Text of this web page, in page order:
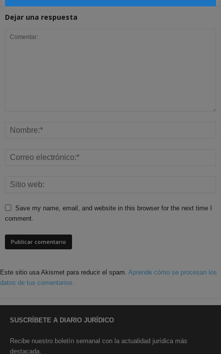
Dejar una respuesta
Save my name, email, and website in this browser for the next time I
comment.
Este sitio usa Akismet para reducir el spam. Aprende cómo se procesan los
datos de tus comentarios.
SUSCRÍBETE A DIARIO JURÍDICO
Recibe nuestro boletín semanal con la actualidad jurídica más
destacada.